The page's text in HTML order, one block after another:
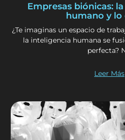
Empresas biónicas:
humano y lo
¿Te imaginas un espacio de
la inteligencia humana se
perfecta?
Leer Más